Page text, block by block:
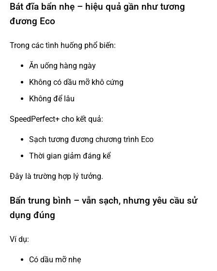
Bát đĩa bẩn nhẹ – hiệu quả gần như tương
đương Eco
Trong các tình huống phổ biến:
Ăn uống hàng ngày
Không có dầu mỡ khô cứng
Không để lâu
SpeedPerfect+ cho kết quả:
Sạch tương đương chương trình Eco
Thời gian giảm đáng kể
Đây là trường hợp lý tưởng.
Bẩn trung bình – vẫn sạch, nhưng yêu cầu sử
dụng đúng
Ví dụ:
Có dầu mỡ nhẹ